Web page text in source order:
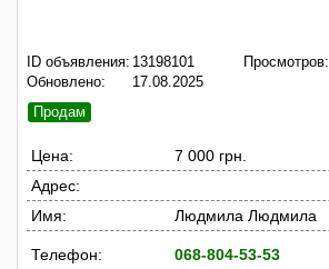
ID объявления: 13198101
Обновлено:
17.08.2025
Просмотров:
Продам
Цена:
7 000 грн.
Адрес:
Имя:
Людмила Людмила
Телефон: 068-804-53-53